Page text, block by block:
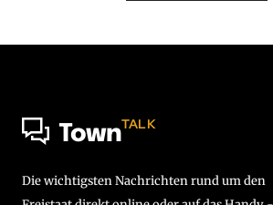
TownTALK
Die wichtigsten Nachrichten rund um den